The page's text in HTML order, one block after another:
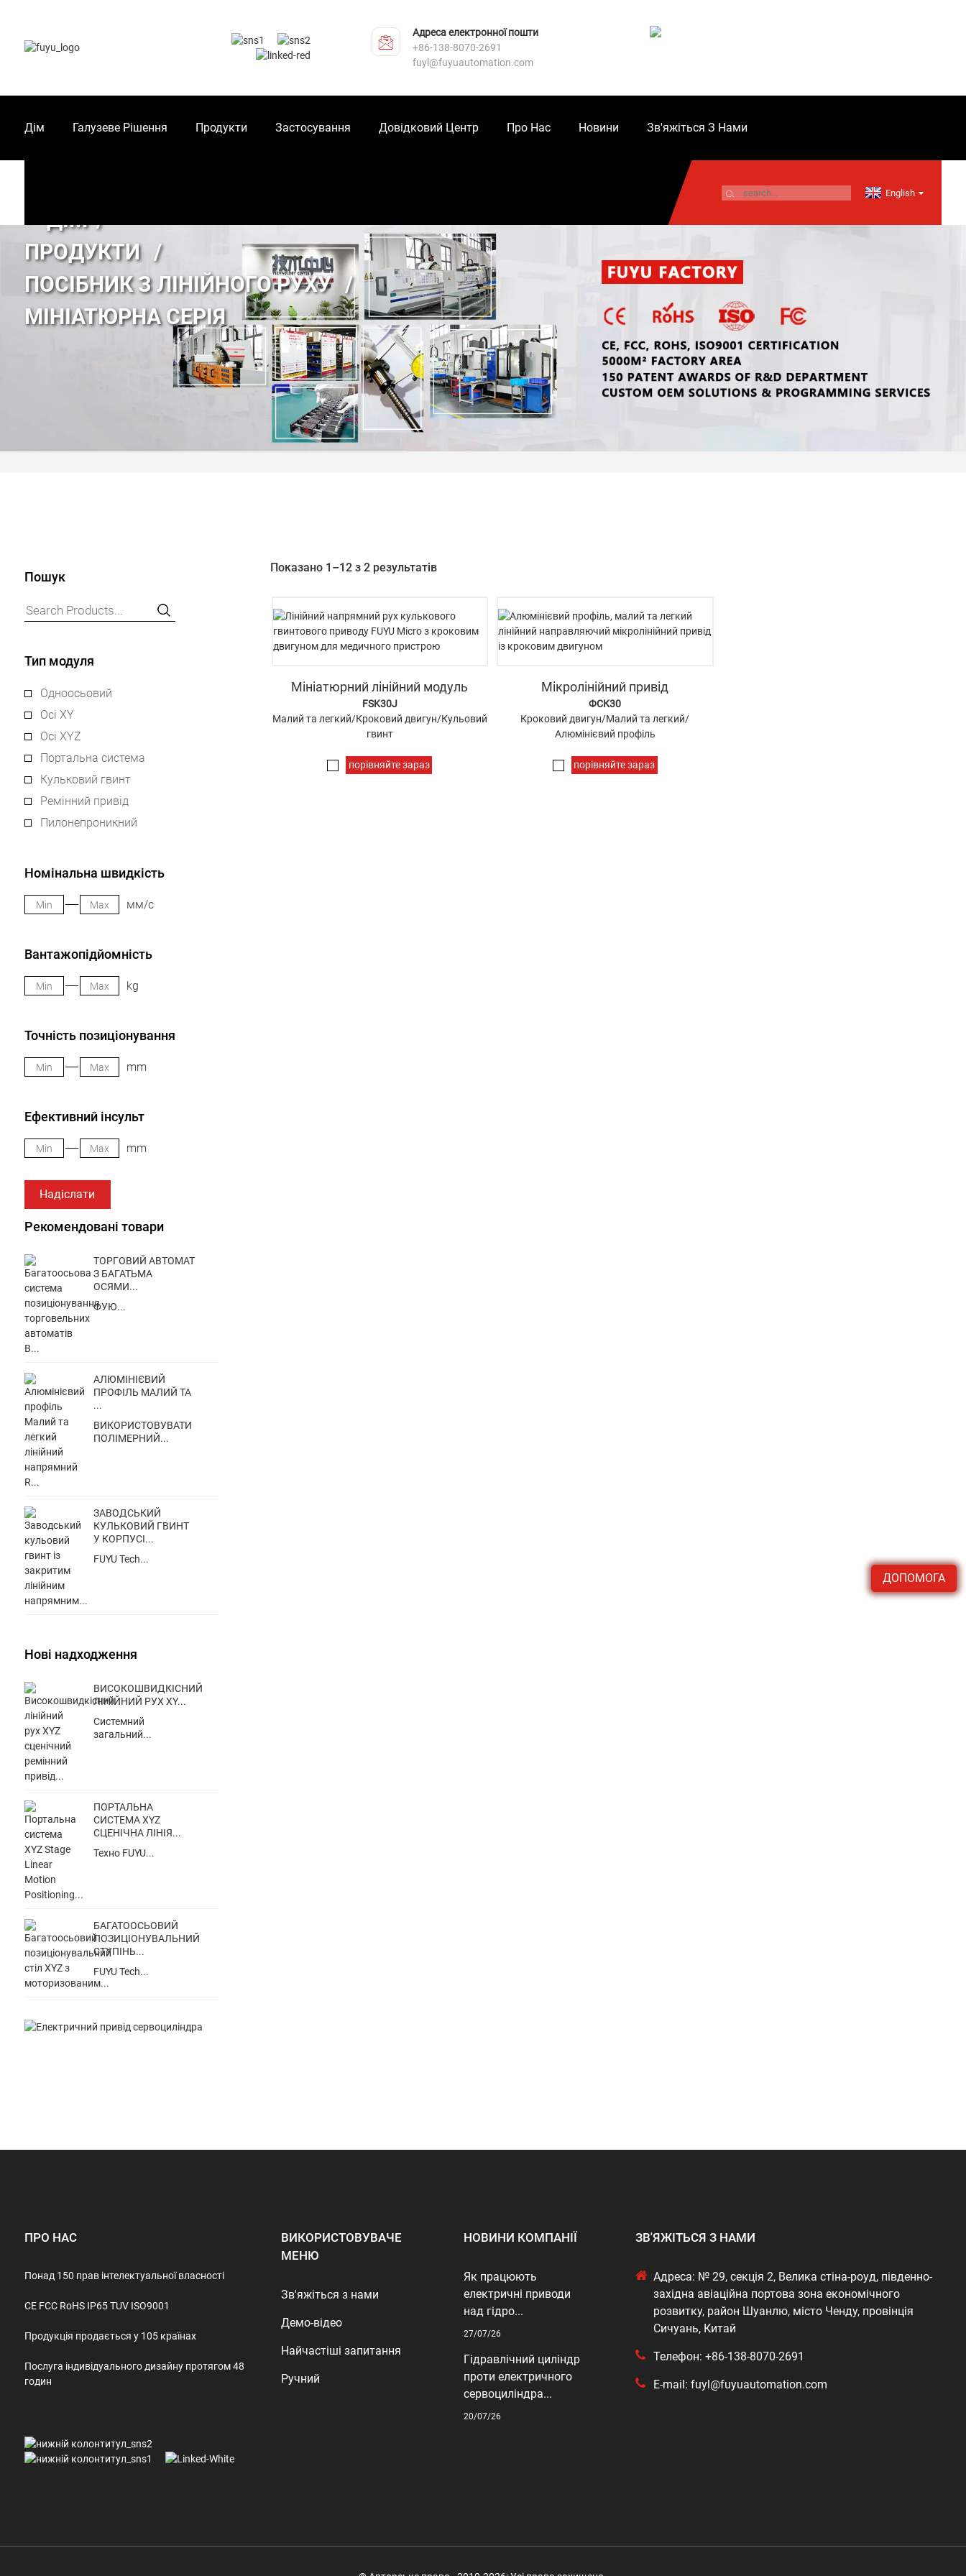
ДОПОМОГА
Адреса електронної пошти
+86-138-8070-2691
fuyl@fuyuautomation.com
Дім Галузеве Рішення Продукти Застосування Довідковий Центр Про Нас Новини Зв'яжіться З Нами
English
ДІМ
ПРОДУКТИ
ПОСІБНИК З ЛІНІЙНОГО РУХУ
МІНІАТЮРНА СЕРІЯ
Пошук
Тип модуля
Одноосьовий
Осі XY
Осі XYZ
Портальна система
Кульковий гвинт
Ремінний привід
Пилонепроникний
Номінальна швидкість
мм/с
Вантажопідйомність
kg
Точність позиціонування
mm
Ефективний інсульт
mm
Надіслати
Рекомендовані товари
ТОРГОВИЙ АВТОМАТ
З БАГАТЬМА
ОСЯМИ...
ФУЮ...
АЛЮМІНІЄВИЙ
ПРОФІЛЬ МАЛИЙ ТА
...
ВИКОРИСТОВУВАТИ
ПОЛІМЕРНИЙ...
ЗАВОДСЬКИЙ
КУЛЬКОВИЙ ГВИНТ
У КОРПУСІ...
FUYU Tech...
Нові надходження
ВИСОКОШВИДКІСНИЙ
ЛІНІЙНИЙ РУХ XY...
Системний
загальний...
ПОРТАЛЬНА
СИСТЕМА XYZ
СЦЕНІЧНА ЛІНІЯ...
Техно FUYU...
БАГАТООСЬОВИЙ
ПОЗИЦІОНУВАЛЬНИЙ
СТУПІНЬ...
FUYU Tech...
Показано 1–12 з 2 результатів
Мініатюрний лінійний модуль
FSK30J
Малий та легкий/Кроковий двигун/Кульовий
гвинт
порівняйте зараз
Мікролінійний привід
ФСК30
Кроковий двигун/Малий та легкий/
Алюмінієвий профіль
порівняйте зараз
ПРО НАС
Понад 150 прав інтелектуальної власності
CE FCC RoHS IP65 TUV ISO9001
Продукція продається у 105 країнах
Послуга індивідуального дизайну протягом 48
годин
ВИКОРИСТОВУВАЧЕ
МЕНЮ
Зв'яжіться з нами
Демо-відео
Найчастіші запитання
Ручний
НОВИНИ КОМПАНІЇ
Як працюють
електричні приводи
над гідро...
27/07/26
Гідравлічний циліндр
проти електричного
сервоциліндра...
20/07/26
ЗВ'ЯЖІТЬСЯ З НАМИ
Адреса: № 29, секція 2, Велика стіна-роуд, південно-
західна авіаційна портова зона економічного
розвитку, район Шуанлю, місто Ченду, провінція
Сичуань, Китай
Телефон: +86-138-8070-2691
E-mail: fuyl@fuyuautomation.com